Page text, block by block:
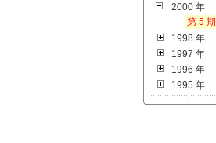
2000 年
第 5 期
1998 年
1997 年
1996 年
1995 年